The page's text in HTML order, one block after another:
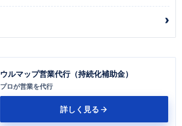
ウルマップ営業代行（持続化補助金）
プロが営業を代行
詳しく見る